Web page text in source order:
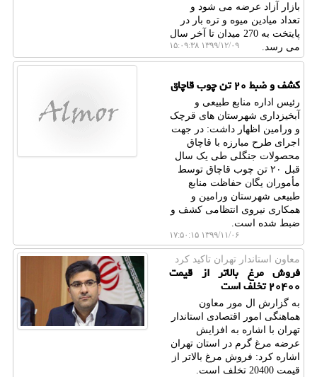
بازار آزاد عرضه می شود و
تعداد میادین میوه و تره بار در
پایتخت به 270 میدان تا آخر سال
می رسد.
۱۳۹۹/۱۲/۰۹ ۱۵:۰۹:۳۸
كشف و ضبط ۲۰ تن چوب قاچاق
رئیس اداره منابع طبیعی و
آبخیزداری شهرستان های قرچک
و ورامین اظهار داشت: در جهت
اجرای طرح مبارزه با قاچاق
محصولات جنگلی طی یک سال
قبل ۲۰ تن چوب قاچاق توسط
مأموران یگان حفاظت منابع
طبیعی شهرستان ورامین و
همکاری نیروی انتظامی کشف و
ضبط شده است.
۱۳۹۹/۱۱/۰۶ ۱۷:۵۰:۱۵
معاون استاندار تهران تاكید كرد
فروش مرغ بالاتر از قیمت
۲۰۴۰۰ تخلف است
به گزارش ال مور معاون
هماهنگی امور اقتصادی استاندار
تهران با اشاره به افزایش
عرضه مرغ گرم در استان تهران
اشاره كرد: فروش مرغ بالاتر از
قیمت 20400 تخلف است.